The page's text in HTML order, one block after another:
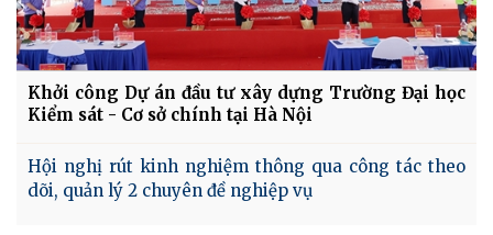
Khởi công Dự án đầu tư xây dựng Trường Đại học
Kiểm sát - Cơ sở chính tại Hà Nội
Hội nghị rút kinh nghiệm thông qua công tác theo
dõi, quản lý 2 chuyên đề nghiệp vụ